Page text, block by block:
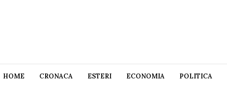
HOME CRONACA ESTERI ECONOMIA POLITICA